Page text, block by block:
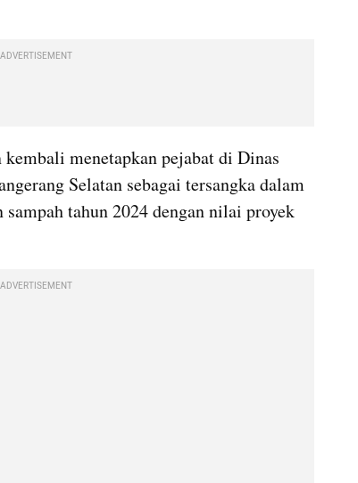
ADVERTISEMENT
menetapkan pejabat di Dinas
Selatan sebagai tersangka dalam
tahun 2024 dengan nilai proyek
ADVERTISEMENT